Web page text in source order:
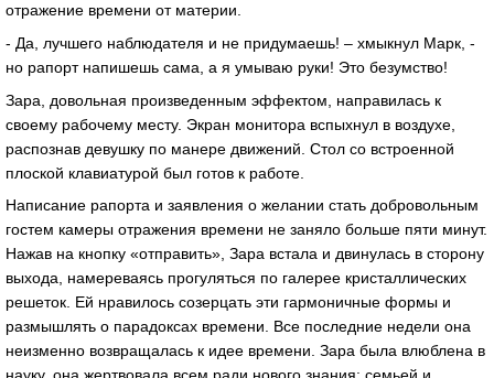
отражение времени от материи.
- Да, лучшего наблюдателя и не придумаешь! – хмыкнул Марк, -
но рапорт напишешь сама, а я умываю руки! Это безумство!
Зара, довольная произведенным эффектом, направилась к
своему рабочему месту. Экран монитора вспыхнул в воздухе,
распознав девушку по манере движений. Стол со встроенной
плоской клавиатурой был готов к работе.
Написание рапорта и заявления о желании стать добровольным
гостем камеры отражения времени не заняло больше пяти минут.
Нажав на кнопку «отправить», Зара встала и двинулась в сторону
выхода, намереваясь прогуляться по галерее кристаллических
решеток. Ей нравилось созерцать эти гармоничные формы и
размышлять о парадоксах времени. Все последние недели она
неизменно возвращалась к идее времени. Зара была влюблена в